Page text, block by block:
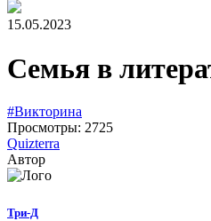
15.05.2023
Семья в
#Викторина
Просмотры: 2725
Quizterra
Автор
Три-Д